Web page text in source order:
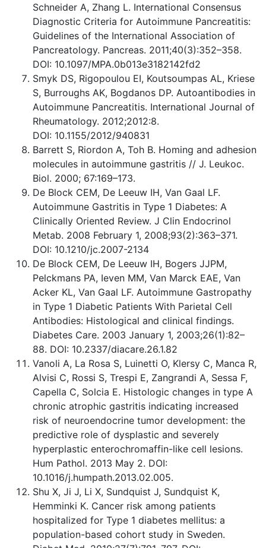
Schneider A, Zhang L. International Consensus
Diagnostic Criteria for Autoimmune Pancreatitis:
Guidelines of the International Association of
Pancreatology. Pancreas. 2011;40(3):352–358.
DOI: 10.1097/MPA.0b013e3182142fd2
Smyk DS, Rigopoulou EI, Koutsoumpas AL, Kriese
S, Burroughs AK, Bogdanos DP. Autoantibodies in
Autoimmune Pancreatitis. International Journal of
Rheumatology. 2012;2012:8.
DOI: 10.1155/2012/940831
Barrett S, Riordon A, Toh B. Homing and adhesion
molecules in autoimmune gastritis // J. Leukoc.
Biol. 2000; 67:169–173.
De Block CEM, De Leeuw IH, Van Gaal LF.
Autoimmune Gastritis in Type 1 Diabetes: A
Clinically Oriented Review. J Clin Endocrinol
Metab. 2008 February 1, 2008;93(2):363–371.
DOI: 10.1210/jc.2007-2134
De Block CEM, De Leeuw IH, Bogers JJPM,
Pelckmans PA, Ieven MM, Van Marck EAE, Van
Acker KL, Van Gaal LF. Autoimmune Gastropathy
in Type 1 Diabetic Patients With Parietal Cell
Antibodies: Histological and clinical findings.
Diabetes Care. 2003 January 1, 2003;26(1):82–
88. DOI: 10.2337/diacare.26.1.82
Vanoli A, La Rosa S, Luinetti O, Klersy C, Manca R,
Alvisi C, Rossi S, Trespi E, Zangrandi A, Sessa F,
Capella C, Solcia E. Histologic changes in type A
chronic atrophic gastritis indicating increased
risk of neuroendocrine tumor development: the
predictive role of dysplastic and severely
hyperplastic enterochromaffin-like cell lesions.
Hum Pathol. 2013 May 2. DOI:
10.1016/j.humpath.2013.02.005.
Shu X, Ji J, Li X, Sundquist J, Sundquist K,
Hemminki K. Cancer risk among patients
hospitalized for Type 1 diabetes mellitus: a
population-based cohort study in Sweden.